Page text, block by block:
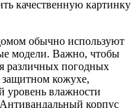
качественную картинку
обычно используют
модели. Важно, чтобы
различных погодных
защитном кожухе,
уровень влажности
корпус